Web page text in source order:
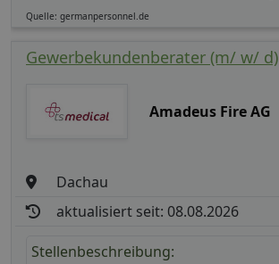
Quelle: germanpersonnel.de
Gewerbekundenberater (m/ w/ d)
Amadeus Fire AG
Dachau
aktualisiert seit: 08.08.2026
Stellenbeschreibung: